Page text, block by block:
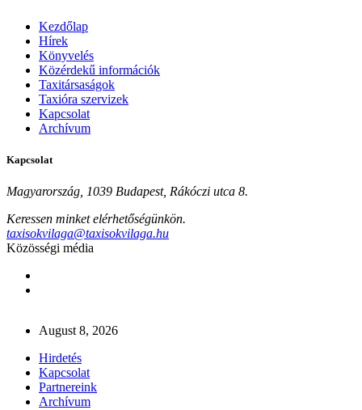
Kezdőlap
Hírek
Könyvelés
Közérdekű információk
Taxitársaságok
Taxióra szervizek
Kapcsolat
Archívum
Kapcsolat
Magyarország, 1039 Budapest, Rákóczi utca 8.
Keressen minket elérhetőségünkön.
taxisokvilaga@taxisokvilaga.hu
Közösségi média
August 8, 2026
Hirdetés
Kapcsolat
Partnereink
Archívum